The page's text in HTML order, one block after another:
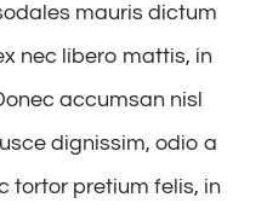
mauris dictum
nec libero mattis, in
accumsan nisl
dignissim, odio a
tortor pretium felis, in